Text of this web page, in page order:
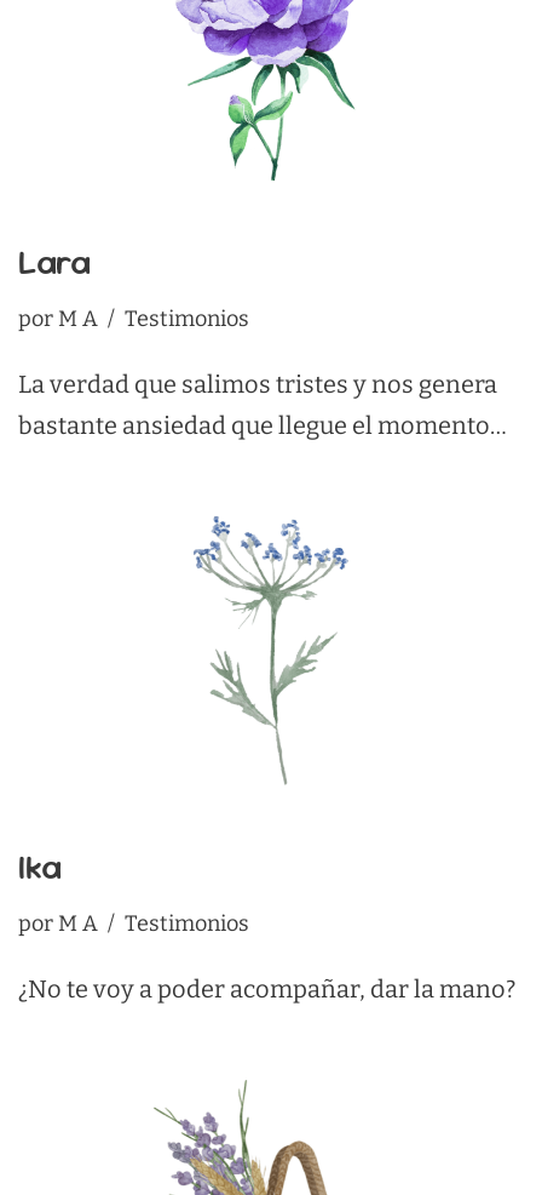
Lara
por M A Testimonios
La verdad que salimos tristes y nos genera
bastante ansiedad que llegue el momento…
Ika
por M A Testimonios
¿No te voy a poder acompañar, dar la mano?